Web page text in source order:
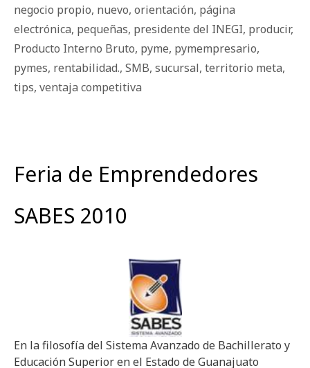
negocio propio, nuevo, orientación, página
electrónica, pequeñas, presidente del INEGI, producir,
Producto Interno Bruto, pyme, pymempresario,
pymes, rentabilidad., SMB, sucursal, territorio meta,
tips, ventaja competitiva
Feria de Emprendedores
SABES 2010
En la filosofía del Sistema Avanzado de Bachillerato y
Educación Superior en el Estado de Guanajuato